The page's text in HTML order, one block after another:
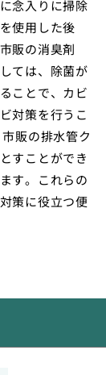
念入りに掃除
使用した後
販の消臭剤
ては、除菌が
ことで、カビ
対策を行うこ
販の排水管ク
すことができ
す。これらの
策に役立つ便